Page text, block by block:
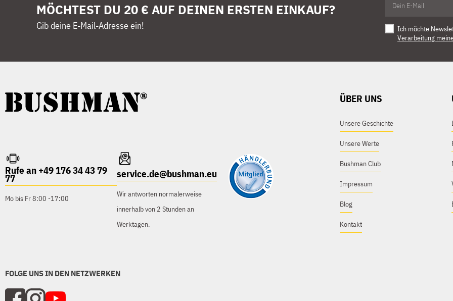
MÖCHTEST DU 20 € AUF DEINEN ERSTEN EINKAUF?
Gib deine E-Mail-Adresse ein! Ich möchte
Verarbeitung
Rufe an +49 176 34 43 79
77
Mo bis Fr 8:00 -17:00
service.de@bushman.eu
Wir antworten normalerweise
innerhalb von 2 Stunden an
Werktagen.
FOLGE UNS IN DEN NETZWERKEN
ÜBER UNS
Unsere Geschichte
Unsere Werte
Bushman Club
Impressum
Blog
Kontakt